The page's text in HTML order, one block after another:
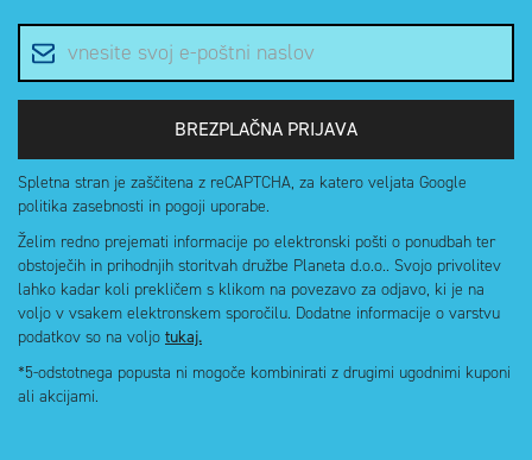
BREZPLAČNA PRIJAVA
Spletna stran je zaščitena z reCAPTCHA, za katero veljata Google
politika zasebnosti in pogoji uporabe.
Želim redno prejemati informacije po elektronski pošti o ponudbah ter
obstoječih in prihodnjih storitvah družbe Planeta d.o.o.. Svojo privolitev
lahko kadar koli prekličem s klikom na povezavo za odjavo, ki je na
voljo v vsakem elektronskem sporočilu. Dodatne informacije o varstvu
podatkov so na voljo tukaj.
*5-odstotnega popusta ni mogoče kombinirati z drugimi ugodnimi kuponi
ali akcijami.